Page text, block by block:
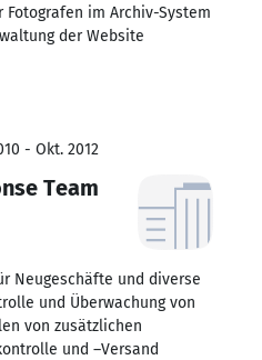
im Archiv-System
der Website
- Okt. 2012
Team
Neugeschäfte und diverse
und Überwachung von
von zusätzlichen
und –Versand